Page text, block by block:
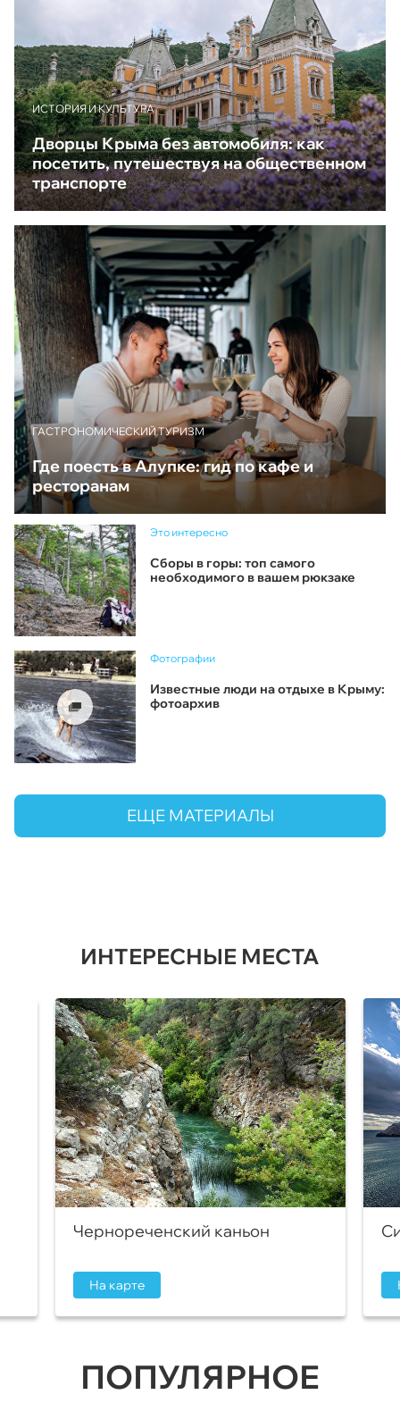
ИСТОРИЯ И КУЛЬТУРА
Дворцы Крыма без автомобиля: как
посетить, путешествуя на общественном
транспорте
ГАСТРОНОМИЧЕСКИЙ ТУРИЗМ
Где поесть в Алупке: гид по кафе и
ресторанам
Это интересно
Сборы в горы: топ самого
необходимого в вашем рюкзаке
Фотографии
Известные люди на отдыхе в Крыму:
фотоархив
ЕЩЕ МАТЕРИАЛЫ
ИНТЕРЕСНЫЕ МЕСТА
Чернореченский каньон
На карте
ПОПУЛЯРНОЕ